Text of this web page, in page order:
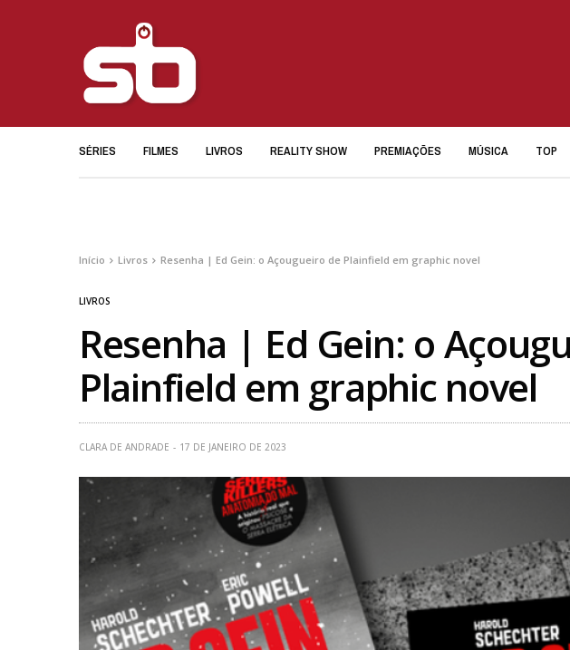
SÉRIES FILMES LIVROS REALITY SHOW PREMIAÇÕES MÚSICA TOP
Início Livros Resenha | Ed Gein: o Açougueiro de Plainfield em graphic novel
LIVROS
Resenha | Ed Gein: o
Plainfield em graphic novel
CLARA DE ANDRADE 17 DE JANEIRO DE 2023